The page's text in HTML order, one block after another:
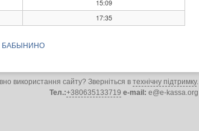
15:09
17:35
БАБЫНИНО
використання сайту? Зверніться в технічну підтримку.
Тел.:+380635133719 e-mail: e@e-kassa.org